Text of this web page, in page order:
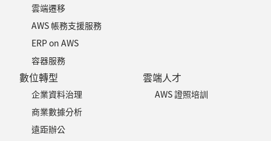
雲端遷移
AWS 帳務支援服務
ERP on AWS
容器服務
數位轉型
企業資料治理
商業數據分析
遠距辦公
雲端人才
AWS 證照培訓